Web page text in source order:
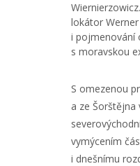
lokátor
i pojmenování
s moravskou
S omezenou
a ze Šorštějna
vymýcením
i dnešnímu